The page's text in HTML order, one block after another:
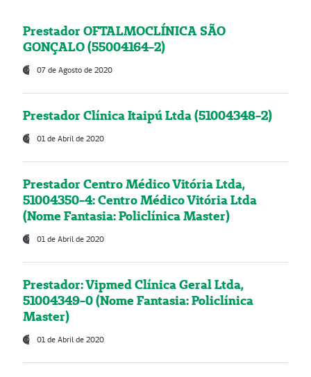
Prestador OFTALMOCLÍNICA SÃO
GONÇALO (55004164-2)
07 de Agosto de 2020
Prestador Clínica Itaipú Ltda (51004348-2)
01 de Abril de 2020
Prestador Centro Médico Vitória Ltda,
51004350-4: Centro Médico Vitória Ltda
(Nome Fantasia: Policlínica Master)
01 de Abril de 2020
Prestador: Vipmed Clínica Geral Ltda,
51004349-0 (Nome Fantasia: Policlínica
Master)
01 de Abril de 2020